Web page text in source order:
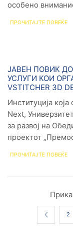
особено
ПРОЧИТАЈТЕ ПОВЕЌЕ
Новости
ЈАВЕН ПОВИК
УСЛУГИ КОИ
VSTITCHER 3D
Институција
Next,
за развој на
проектот
ПРОЧИТАЈТЕ ПОВЕЌЕ
2